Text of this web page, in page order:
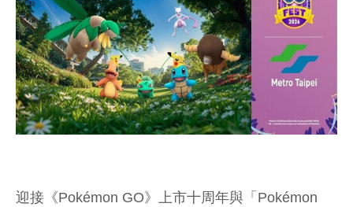
迎接《Pokémon GO》上市十周年與「Pokémon